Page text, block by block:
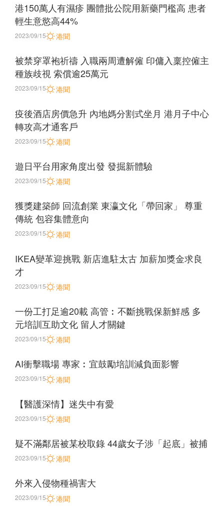
港150萬人有濕疹 團體批公院用新藥門檻高 患者
輕生意慾高44%
港聞
2023/09/15
被禁穿罩袍祈禱 入職兩周遭解僱 印傭入稟控僱主
種族歧視 索償逾25萬元
港聞
2023/09/15
疫後酒店房價急升 內地媽分割式坐月 港月子中心
轉攻高才通客戶
港聞
2023/09/15
遊日平台用家角度出發 發掘新體驗
港聞
2023/09/15
獲獎建築師 回流創業 東瀛文化「帶回家」 尊重
傳統 包容集體意向
港聞
2023/09/15
IKEA變革迎挑戰 新店進駐太古 加薪加獎金求良
才
港聞
2023/09/15
一份工打足逾20載 高管︰不斷挑戰保新鮮感 多
元培訓互助文化 留人才關鍵
港聞
2023/09/15
AI衝擊職場 專家︰宜鼓勵培訓減負面影響
港聞
2023/09/15
【醫護深情】迷失中有愛
港聞
2023/09/15
疑不滿鄰居被某校取錄 44歲女子涉「起底」被捕
港聞
2023/09/15
外來入侵物種禍害大
港聞
2023/09/15